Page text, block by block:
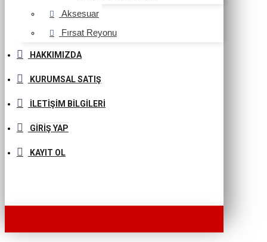
Aksesuar
Fırsat Reyonu
HAKKIMIZDA
KURUMSAL SATIŞ
İLETIŞIM BILGILERI
GIRIŞ YAP
KAYIT OL